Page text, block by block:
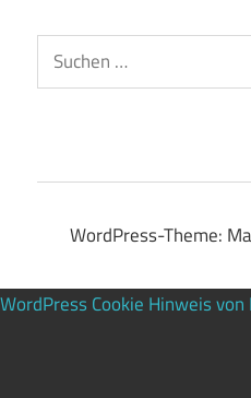
Suchen
nach:
WordPress-Theme:
WordPress Cookie Hinweis von